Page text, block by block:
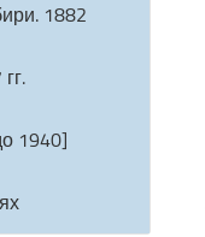
1882
1940]